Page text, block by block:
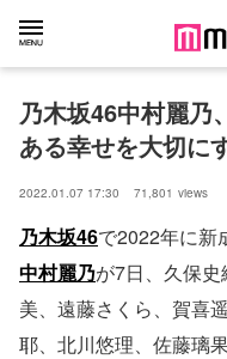
乃木坂46中村麗乃
ある幸せを大切に
2022.01.07 17:30 71,801 views
乃木坂46で2022年に新
中村麗乃が7日、久保
美、遠藤さくら、賀喜
耶、北川悠理、佐藤璃果